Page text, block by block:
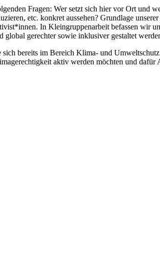
Fragen: Wer setzt sich hier vor Ort
etc. konkret aussehen? Grundlage
In Kleingruppenarbeit befassen wir
gerechter sowie inklusiver gestaltet
bereits im Bereich Klima- und
aktiv werden möchten und dafür